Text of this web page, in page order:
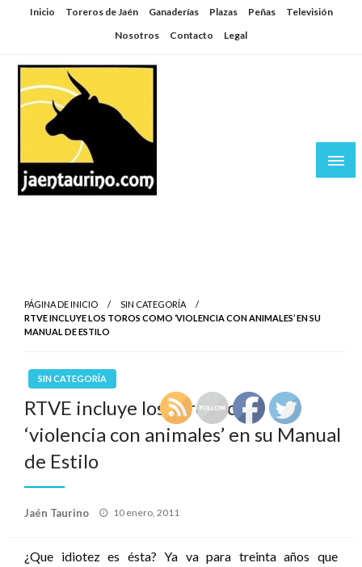
SaltarInicio Toreros de Jaén Ganaderías Plazas Peñas
Televisión
Nosotros
Contacto Legal
PÁGINA DE INICIO
SIN CATEGORÍA
RTVE INCLUYE LOS TOROS COMO ‘VIOLENCIA CON ANIMALES’ EN SU
MANUAL DE ESTILO
SIN CATEGORÍA
RTVE incluye los toros como
‘violencia con animales’ en su Manual
de Estilo
Jaén Taurino
Publicado
10 enero, 2011
¿Que idiotez es ésta? Ya va para treinta años que